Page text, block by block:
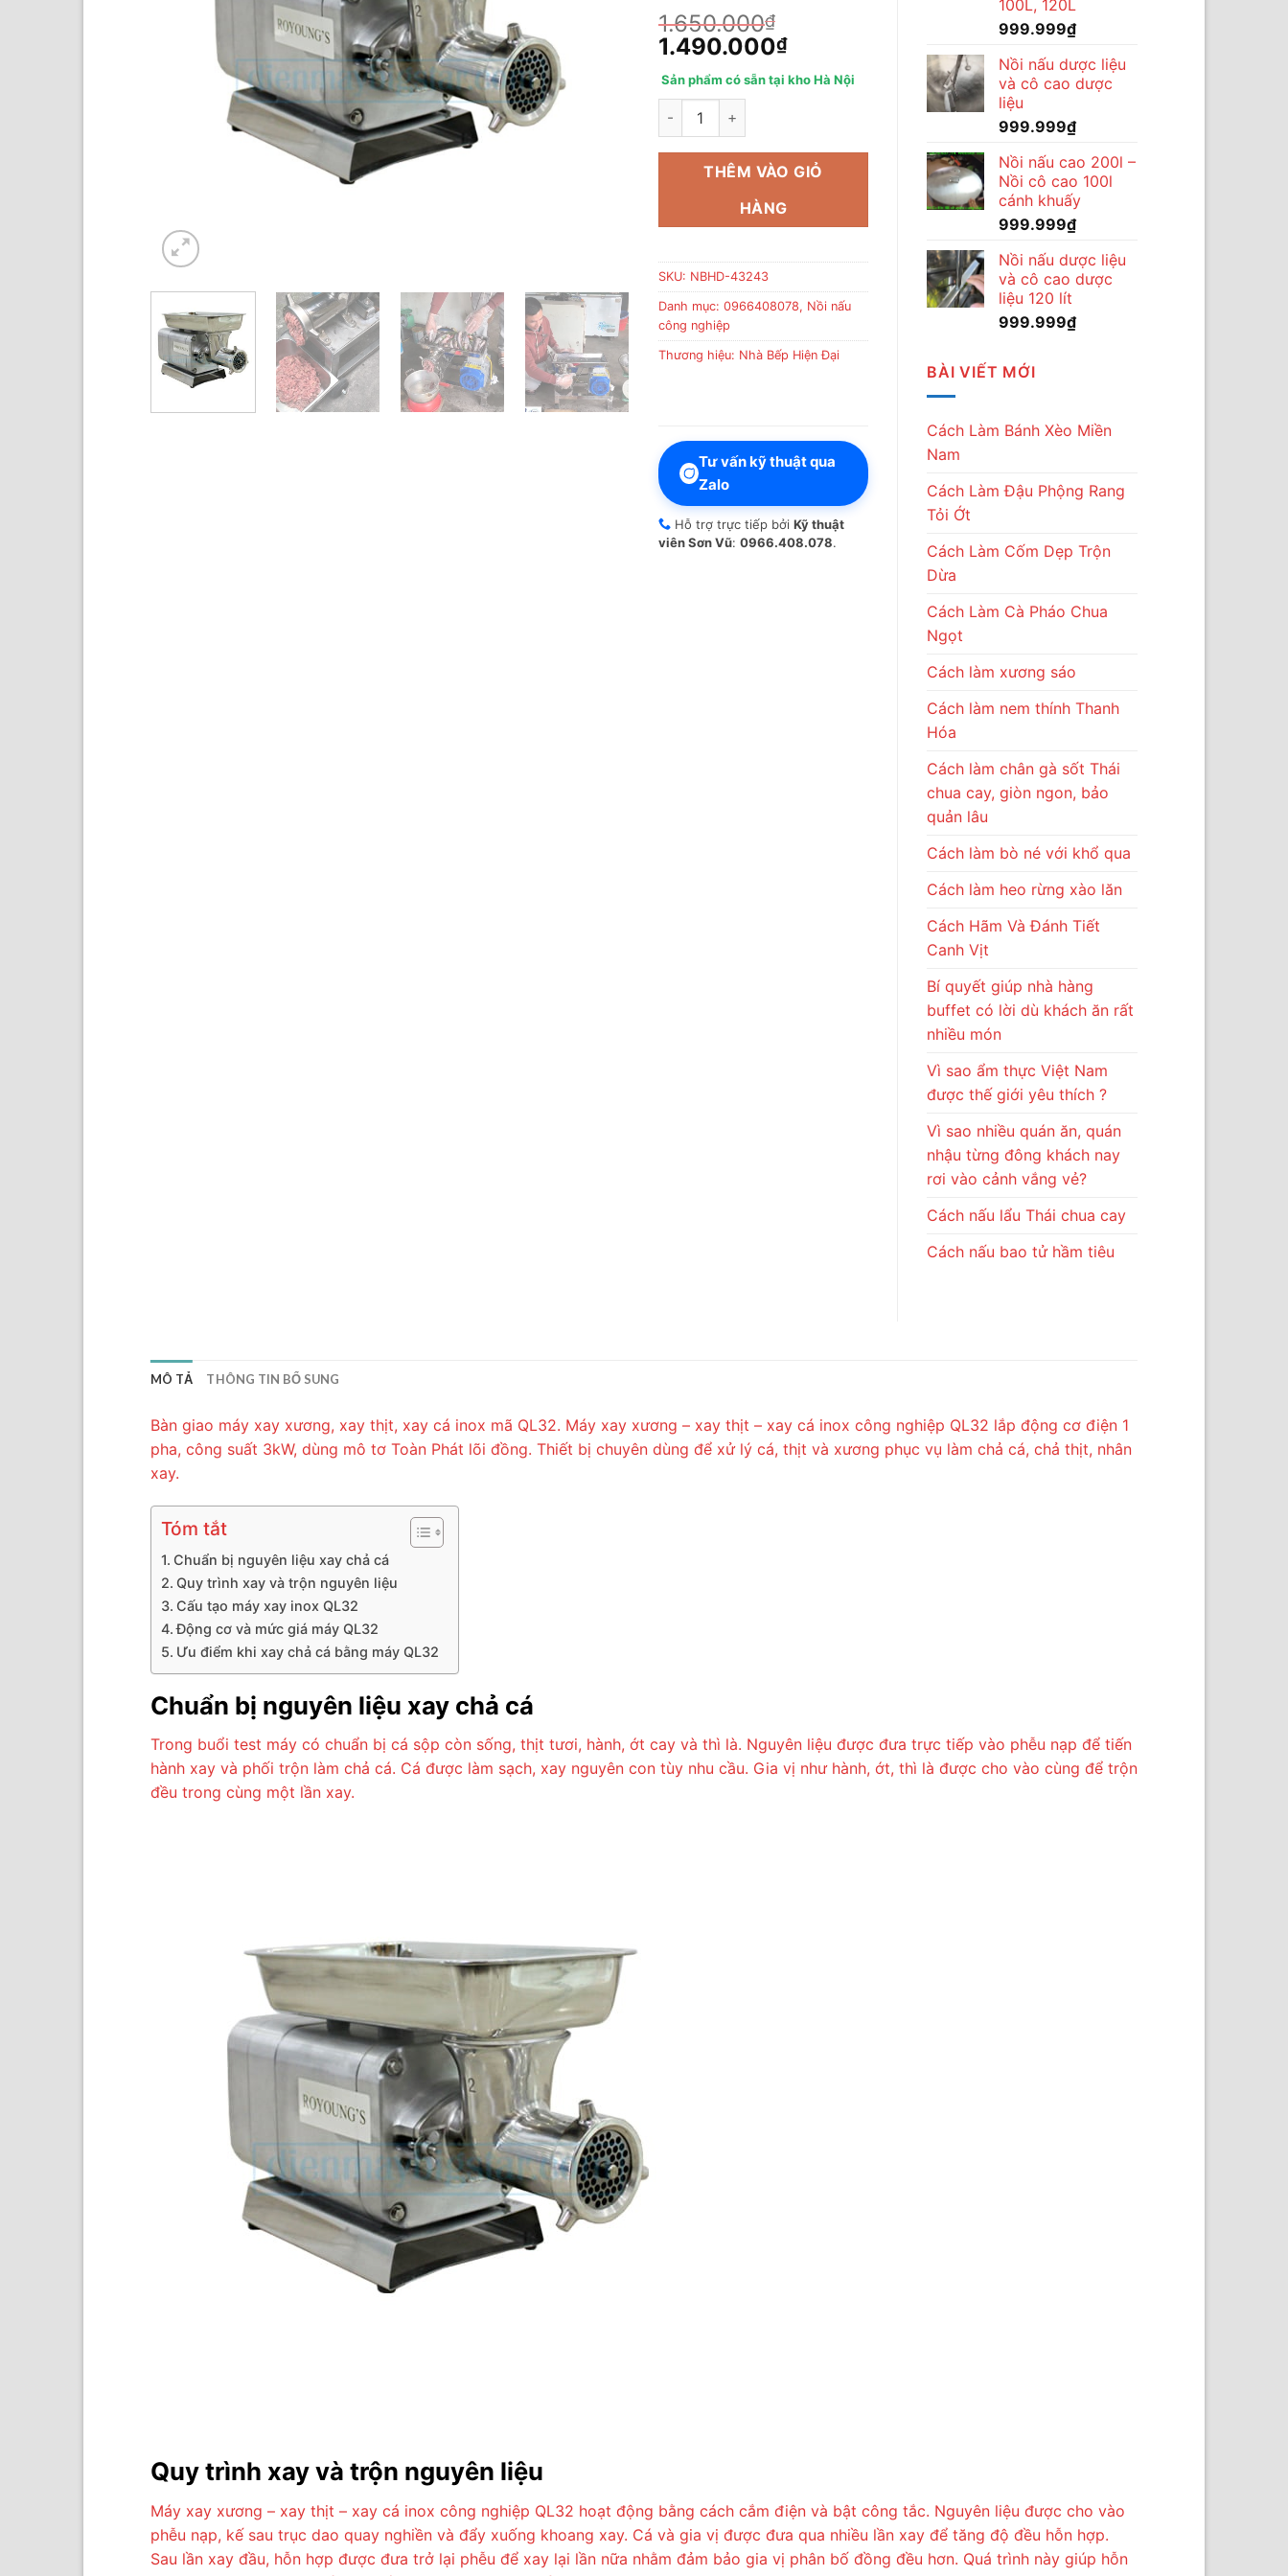
1.650.000₫
Giá
gốc
là:
1.650.000₫.
1.490.000₫Giá
hiện
tại
Sản phẩm có sẵn tại kho Hà Nội
Máy xay xương– xay thịt– xay cá công nghiệp QL32 số lượng
THÊM VÀO GIỎ
HÀNG
SKU: NBHD-43243
Danh mục: 0966408078, Nồi nấu
công nghiệp
Thương hiệu: Nhà Bếp Hiện Đại
Tư vấn kỹ thuật qua
Zalo
Hỗ trợ trực tiếp bởi Kỹ thuật
viên Sơn Vũ: 0966.408.078.
100L, 120L
999.999₫
Nồi nấu dược liệu
và cô cao dược
liệu
999.999₫
Nồi nấu cao 200l –
Nồi cô cao 100l
cánh khuấy
999.999₫
Nồi nấu dược liệu
và cô cao dược
liệu 120 lít
999.999₫
BÀI VIẾT MỚI
Cách Làm Bánh Xèo Miền
Nam
Cách Làm Đậu Phộng Rang
Tỏi Ớt
Cách Làm Cốm Dẹp Trộn
Dừa
Cách Làm Cà Pháo Chua
Ngọt
Cách làm xương sáo
Cách làm nem thính Thanh
Hóa
Cách làm chân gà sốt Thái
chua cay, giòn ngon, bảo
quản lâu
Cách làm bò né với khổ qua
Cách làm heo rừng xào lăn
Cách Hãm Và Đánh Tiết
Canh Vịt
Bí quyết giúp nhà hàng
buffet có lời dù khách ăn rất
nhiều món
Vì sao ẩm thực Việt Nam
được thế giới yêu thích ?
Vì sao nhiều quán ăn, quán
nhậu từng đông khách nay
rơi vào cảnh vắng vẻ?
Cách nấu lẩu Thái chua cay
Cách nấu bao tử hầm tiêu
MÔ TẢ THÔNG TIN BỔ SUNG
Bàn giao máy xay xương, xay thịt, xay cá inox mã QL32. Máy xay xương – xay thịt – xay cá inox công nghiệp QL32 lắp động cơ điện 1
pha, công suất 3kW, dùng mô tơ Toàn Phát lõi đồng. Thiết bị chuyên dùng để xử lý cá, thịt và xương phục vụ làm chả cá, chả thịt, nhân
xay.
Tóm tắt
Chuẩn bị nguyên liệu xay chả cá
Quy trình xay và trộn nguyên liệu
Cấu tạo máy xay inox QL32
Động cơ và mức giá máy QL32
Ưu điểm khi xay chả cá bằng máy QL32
Chuẩn bị nguyên liệu xay chả cá
Trong buổi test máy có chuẩn bị cá sộp còn sống, thịt tươi, hành, ớt cay và thì là. Nguyên liệu được đưa trực tiếp vào phễu nạp để tiến
hành xay và phối trộn làm chả cá. Cá được làm sạch, xay nguyên con tùy nhu cầu. Gia vị như hành, ớt, thì là được cho vào cùng để trộn
đều trong cùng một lần xay.
Quy trình xay và trộn nguyên liệu
Máy xay xương – xay thịt – xay cá inox công nghiệp QL32 hoạt động bằng cách cắm điện và bật công tắc. Nguyên liệu được cho vào
phễu nạp, kế sau trục dao quay nghiền và đẩy xuống khoang xay. Cá và gia vị được đưa qua nhiều lần xay để tăng độ đều hỗn hợp.
Sau lần xay đầu, hỗn hợp được đưa trở lại phễu để xay lại lần nữa nhằm đảm bảo gia vị phân bố đồng đều hơn. Quá trình này giúp hỗn